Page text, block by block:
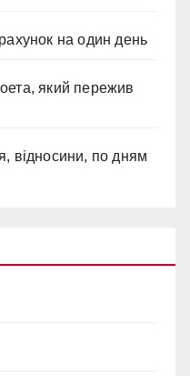
на один день
який пережив
відносини, по дням